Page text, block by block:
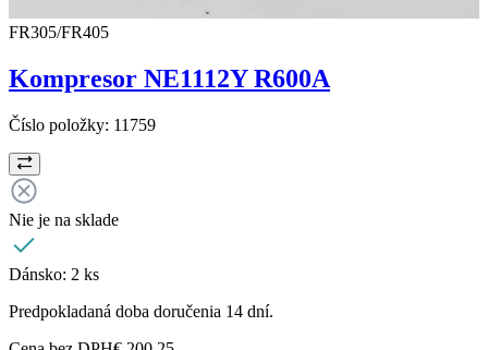
FR305/FR405
Kompresor NE1112Y R600A
Číslo položky: 11759
Nie je na sklade
Dánsko: 2 ks
Predpokladaná doba doručenia 14 dní.